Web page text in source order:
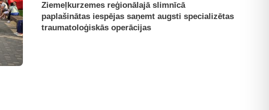
Ziemeļkurzemes reģionālajā slimnīcā
paplašinātas iespējas saņemt augsti specializētas
traumatoloģiskās operācijas